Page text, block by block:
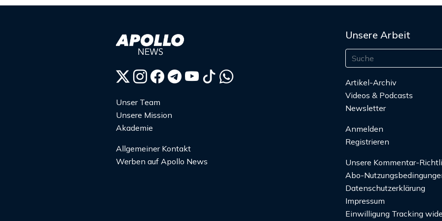
Unser Team
Unsere Mission
Akademie
Allgemeiner Kontakt
Werben auf Apollo News
Unsere Arbeit
Artikel-Archiv
Videos & Podcasts
Newsletter
Anmelden
Registrieren
Unsere Kommentar-
Abo-
Datenschutzerklärung
Impressum
Einwilligung Tracking